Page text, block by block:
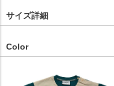
サイズ詳細
Color